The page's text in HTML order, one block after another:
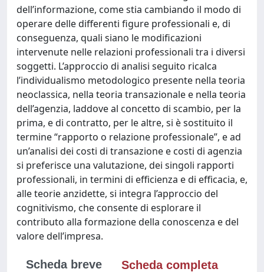
dell’informazione, come stia cambiando il modo di
operare delle differenti figure professionali e, di
conseguenza, quali siano le modificazioni
intervenute nelle relazioni professionali tra i diversi
soggetti. L’approccio di analisi seguito ricalca
l’individualismo metodologico presente nella teoria
neoclassica, nella teoria transazionale e nella teoria
dell’agenzia, laddove al concetto di scambio, per la
prima, e di contratto, per le altre, si è sostituito il
termine “rapporto o relazione professionale”, e ad
un’analisi dei costi di transazione e costi di agenzia
si preferisce una valutazione, dei singoli rapporti
professionali, in termini di efficienza e di efficacia, e,
alle teorie anzidette, si integra l’approccio del
cognitivismo, che consente di esplorare il
contributo alla formazione della conoscenza e del
valore dell’impresa.
Scheda breve
Scheda completa